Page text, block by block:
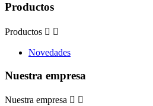
Productos
Productos  
Novedades
Nuestra empresa
Nuestra empresa  